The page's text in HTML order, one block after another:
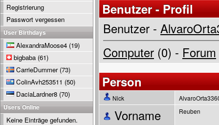
Benutzer - Profil
Benutzer -
Computer (0) - Forum
Person
Nick
Vorname Reuben
Registrierung
Passwort vergessen
User Birthdays
AlexandraMoose4 (19)
bigbaba (61)
CarrieDummer(73)
ColinAvh253511 (50)
DaciaLardner8 (70)
Users Online
Keine Einträge gefunden.